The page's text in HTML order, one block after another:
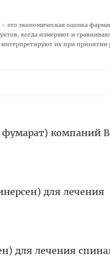
это экономическая оценка
когда измеряют и
интерпретируют их при
фумарат) компаний
для лечения
для лечения